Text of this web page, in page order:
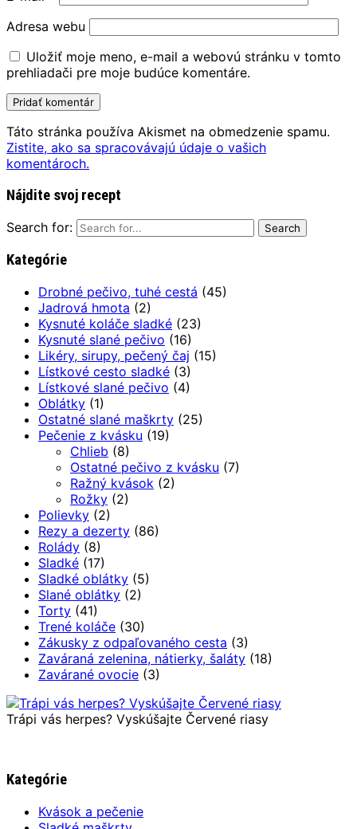
Adresa webu
Uložiť moje meno, e-mail a webovú stránku v tomto
prehliadači pre moje budúce komentáre.
Táto stránka používa Akismet na obmedzenie spamu.
Zistite, ako sa spracovávajú údaje o vašich
komentároch.
Nájdite svoj recept
Search for:
Kategórie
Drobné pečivo, tuhé cestá (45)
Jadrová hmota (2)
Kysnuté koláče sladké (23)
Kysnuté slané pečivo (16)
Likéry, sirupy, pečený čaj (15)
Lístkové cesto sladké (3)
Lístkové slané pečivo (4)
Oblátky (1)
Ostatné slané maškrty (25)
Pečenie z kvásku (19)
Chlieb (8)
Ostatné pečivo z kvásku (7)
Ražný kvások (2)
Rožky (2)
Polievky (2)
Rezy a dezerty (86)
Rolády (8)
Sladké (17)
Sladké oblátky (5)
Slané oblátky (2)
Torty (41)
Trené koláče (30)
Zákusky z odpaľovaného cesta (3)
Zaváraná zelenina, nátierky, šaláty (18)
Zavárané ovocie (3)
Trápi vás herpes? Vyskúšajte Červené riasy
Kategórie
Kvások a pečenie